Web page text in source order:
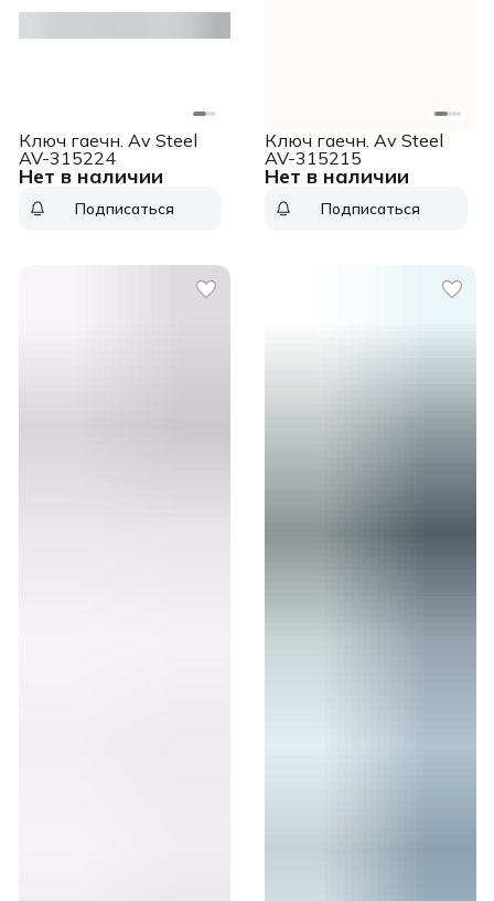
Нет в наличии
Ключ гаечн. Av Steel
AV-315224
Подписаться
Нет в наличии
Ключ гаечн. Av Steel
AV-315215
Подписаться